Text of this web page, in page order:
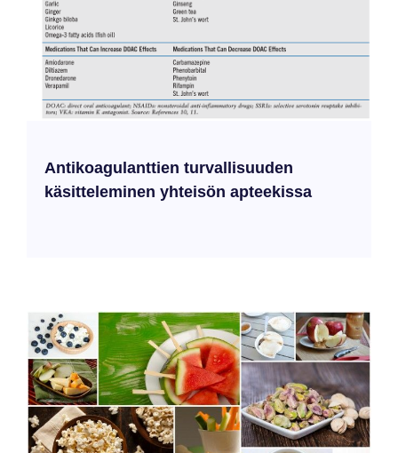
Antikoagulanttien turvallisuuden
käsitteleminen yhteisön apteekissa